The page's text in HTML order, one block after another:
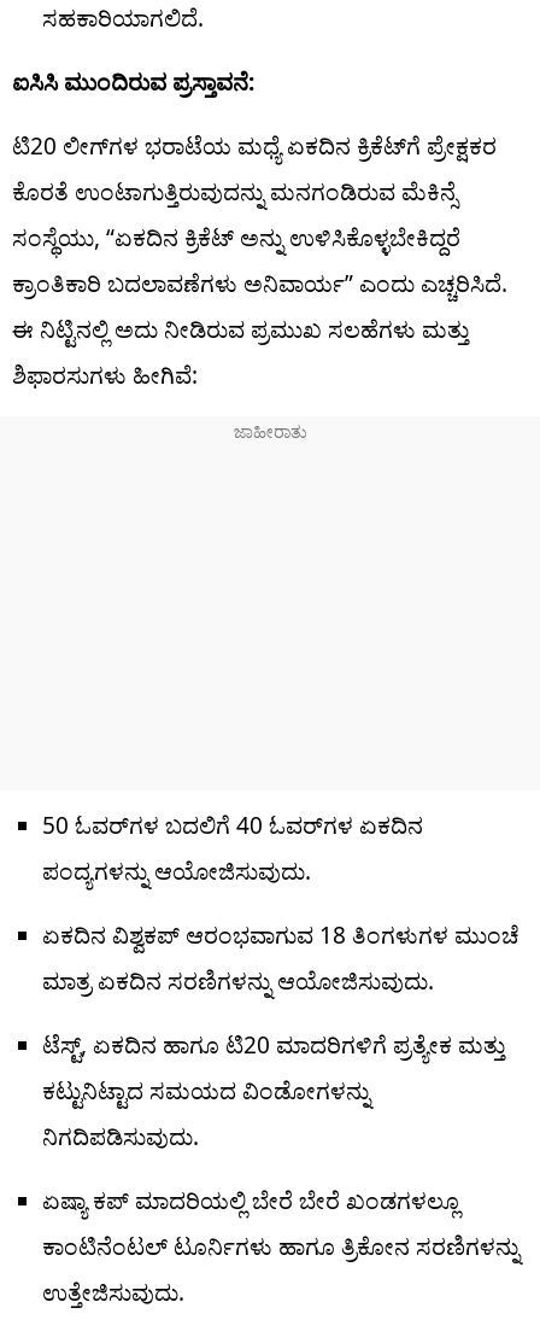
ಸಹಕಾರಿಯಾಗಲಿದೆ.
ಐಸಿಸಿ ಮುಂದಿರುವ ಪ್ರಸ್ತಾವನೆ:
ಟಿ20 ಲೀಗ್‌ಗಳ ಭರಾಟೆಯ ಮಧ್ಯೆ ಏಕದಿನ ಕ್ರಿಕೆಟ್​ಗೆ ಪ್ರೇಕ್ಷಕರ
ಕೊರತೆ ಉಂಟಾಗುತ್ತಿರುವುದನ್ನು ಮನಗಂಡಿರುವ ಮೆಕಿನ್ಸೆ
ಸಂಸ್ಥೆಯು, “ಏಕದಿನ ಕ್ರಿಕೆಟ್ ಅನ್ನು ಉಳಿಸಿಕೊಳ್ಳಬೇಕಿದ್ದರೆ
ಕ್ರಾಂತಿಕಾರಿ ಬದಲಾವಣೆಗಳು ಅನಿವಾರ್ಯ” ಎಂದು ಎಚ್ಚರಿಸಿದೆ.
ಈ ನಿಟ್ಟಿನಲ್ಲಿ ಅದು ನೀಡಿರುವ ಪ್ರಮುಖ ಸಲಹೆಗಳು ಮತ್ತು
ಶಿಫಾರಸುಗಳು ಹೀಗಿವೆ:
50 ಓವರ್​ಗಳ ಬದಲಿಗೆ 40 ಓವರ್​ಗಳ ಏಕದಿನ
ಪಂದ್ಯಗಳನ್ನು ಆಯೋಜಿಸುವುದು.
ಏಕದಿನ ವಿಶ್ವಕಪ್ ಆರಂಭವಾಗುವ 18 ತಿಂಗಳುಗಳ ಮುಂಚೆ
ಮಾತ್ರ ಏಕದಿನ ಸರಣಿಗಳನ್ನು ಆಯೋಜಿಸುವುದು.
ಟೆಸ್ಟ್, ಏಕದಿನ ಹಾಗೂ ಟಿ20 ಮಾದರಿಗಳಿಗೆ ಪ್ರತ್ಯೇಕ ಮತ್ತು
ಕಟ್ಟುನಿಟ್ಟಾದ ಸಮಯದ ವಿಂಡೋಗಳನ್ನು
ನಿಗದಿಪಡಿಸುವುದು.
ಏಷ್ಯಾ ಕಪ್ ಮಾದರಿಯಲ್ಲಿ ಬೇರೆ ಬೇರೆ ಖಂಡಗಳಲ್ಲೂ
ಕಾಂಟಿನೆಂಟಲ್ ಟೂರ್ನಿಗಳು ಹಾಗೂ ತ್ರಿಕೋನ ಸರಣಿಗಳನ್ನು
ಉತ್ತೇಜಿಸುವುದು.